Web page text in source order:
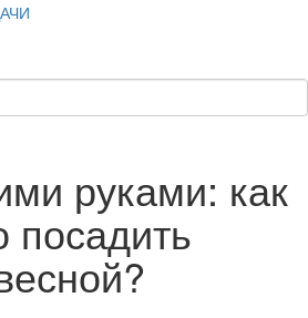
руками: как
посадить